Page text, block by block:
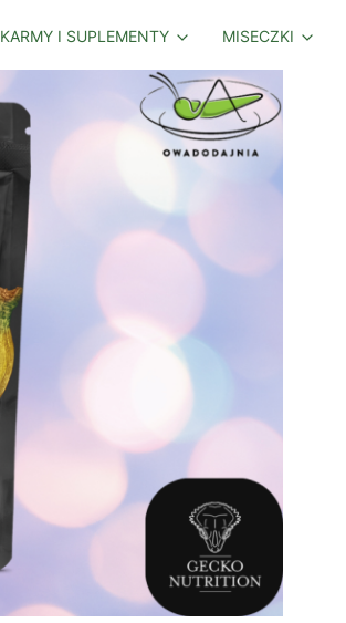
KARMY I SUPLEMENTY MISECZKI